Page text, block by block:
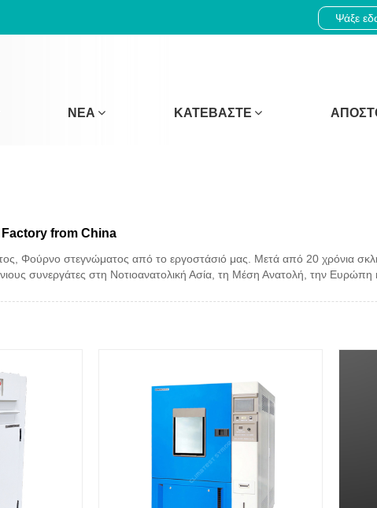
ΝΈΑ ΚΑΤΕΒΆΣΤΕ
from China
Φούρνο στεγνώματος από το εργοστάσιό μας. Μετά από 20 χρόνια
συνεργάτες στη Νοτιοανατολική Ασία, τη Μέση Ανατολή, την Ευρώπη